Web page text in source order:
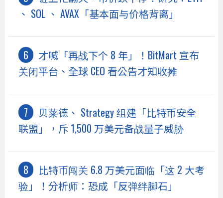
、 SOL 、 AVAX「基本面与价格背离」
才喊「再战下个 8 年」！BitMart 宣布
关闭平台、全球 CEO 看公告才知收摊
贝莱德、 Strategy 组建「比特币安全
联盟」，斥 1,500 万美元备战量子威胁
比特币闯关 6.8 万美元面临「这 2 大考
验」！分析师：恐成「反弹绊脚石」